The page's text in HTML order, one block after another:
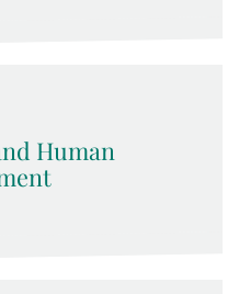
Human